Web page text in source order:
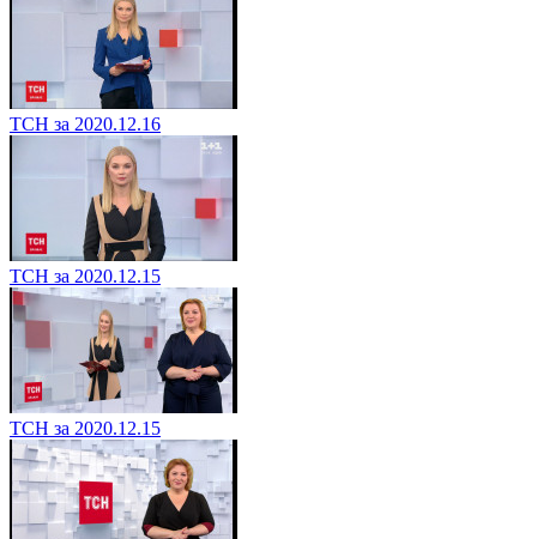
ТСН за 2020.12.16
ТСН за 2020.12.15
ТСН за 2020.12.15